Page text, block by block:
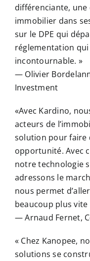
différenciante,
immobilier dans
sur le DPE qui
réglementation
incontournable. »
— Olivier
Investment
«Avec Kardino,
acteurs de
solution pour faire
opportunité. Avec
notre technologie
adressons le
nous permet
beaucoup plus vite
— Arnaud Fernet,
« Chez Kanopee,
solutions se